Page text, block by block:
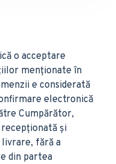
o acceptare
menționate în
e considerată
electronică
Cumpărător,
și
livrare, fără a
din partea